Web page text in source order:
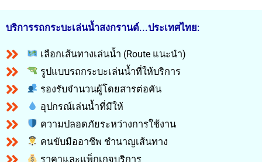
บริการรถกระบะเล่นน้ำสงกรานต์...ประเทศไทย:
เลือกเส้นทางเล่นน้ำ (Route แนะนำ)
รูปแบบรถกระบะเล่นน้ำที่ให้บริการ
รองรับจำนวนผู้โดยสารต่อคัน
อุปกรณ์เล่นน้ำที่มีให้
ความปลอดภัยระหว่างการใช้งาน
คนขับมืออาชีพ ชำนาญเส้นทาง
ราคาและแพ็กเกจบริการ